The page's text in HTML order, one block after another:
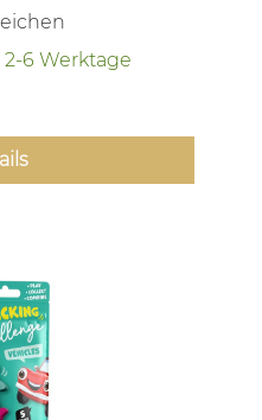
2-6 Werktage